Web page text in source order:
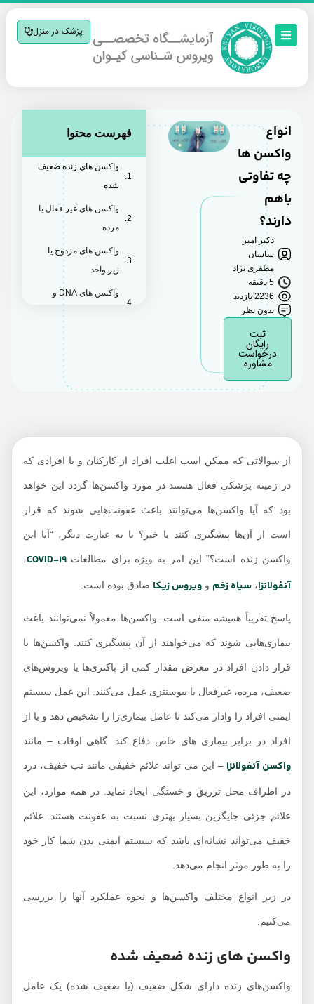
پزشک در منزل
انواع
واکسن ها
چه تفاوتی
باهم
دارند؟
دکتر امیر
ساسان
مظفری نژاد
5 دقیقه
2236 بازدید
بدون نظر
رایگان
درخواست
مشاوره
فهرست محتوا
واکسن های زنده ضعیف
واکسن های غیر فعال یا
واکسن های مزدوج یا
زیر واحد
واکسن های DNA و
از سوالاتی که ممکن است اغلب افراد از کارکنان و یا افرادی که
در زمینه پزشکی فعال هستند در مورد واکسن‌ها گردد این خواهد
بود که آیا واکسن‌ها می‌توانند باعث عفونت‌هایی شوند که قرار
است از آن‌ها پیشگیری کنند یا خیر؟ یا به عبارت دیگر، “آیا این
واکسن زنده است؟” این امر به ویژه برای مطالعاتCOVID-19،
آنفولانزا،سیاه زخموویروس زیکاصادق بوده است.
پاسخ تقریباً همیشه منفی است. واکسن‌ها معمولاً نمی‌توانند باعث
بیماری‌هایی شوند که می‌خواهند از آن پیشگیری کنند. واکسن‌ها با
قرار دادن افراد در معرض مقدار کمی از باکتری‌ها یا ویروس‌های
ضعیف، مرده، غیرفعال یا بیوسنتزی عمل می‌کنند. این عمل سیستم
ایمنی افراد را وادار می‌کند تا عامل بیماری‌زا را تشخیص دهد و یا از
افراد در برابر بیماری های خاص دفاع کند. گاهی اوقات – مانند
واکسن آنفولانزا– این می تواند علائم خفیفی مانند تب خفیف، درد
در اطراف محل تزریق و خستگی ایجاد نماید. در همه موارد، این
علائم جزئی جایگزین بسیار بهتری نسبت به عفونت هستند. علائم
خفیف می‌تواند نشانه‌ای باشد که سیستم ایمنی بدن شما کار خود
را به طور موثر انجام می‌دهد.
در زیر انواع مختلف واکسن‌ها و نحوه عملکرد آنها را بررسی
می‌کنیم:
واکسن های زنده ضعیف شده
واکسن‌های زنده دارای شکل ضعیف (یا ضعیف شده) یک عامل